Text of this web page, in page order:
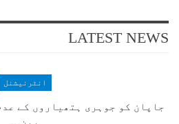
LATEST NEWS
انٹرنیشنل
جاپان کو جوہری ہتھیاروں کے
بین…